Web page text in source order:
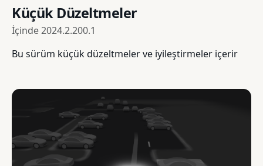
Küçük Düzeltmeler
İçinde2024.2.200.1
Bu sürüm küçük düzeltmeler ve iyileştirmeler içerir